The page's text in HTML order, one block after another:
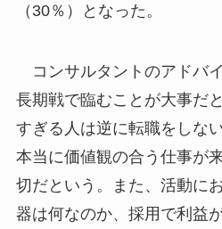
（30％）となった。
コンサルタントのアドバ
長期戦で臨むことが大事だ
すぎる人は逆に転職をしな
本当に価値観の合う仕事が
切だという。また、活動に
器は何なのか、採用で利益